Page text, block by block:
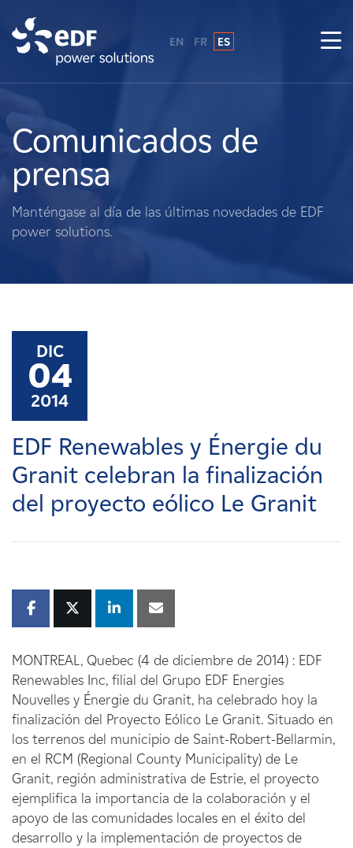
Sobre nosotros
Qué hacemos
Terratenientes
Carreras
Noticias
Contacte con
Afiliados
EN FR ES
Comunicados de
prensa
Manténgase al día de las últimas novedades de EDF
power solutions.
DIC
04
2014
EDF Renewables y Énergie du
Granit celebran la finalización
del proyecto eólico Le Granit
MONTREAL, Quebec (4 de diciembre de 2014) : EDF
Renewables Inc, filial del Grupo EDF Energies
Nouvelles y Énergie du Granit, ha celebrado hoy la
finalización del Proyecto Eólico Le Granit. Situado en
los terrenos del municipio de Saint-Robert-Bellarmin,
en el RCM (Regional County Municipality) de Le
Granit, región administrativa de Estrie, el proyecto
ejemplifica la importancia de la colaboración y el
apoyo de las comunidades locales en el éxito del
desarrollo y la implementación de proyectos de